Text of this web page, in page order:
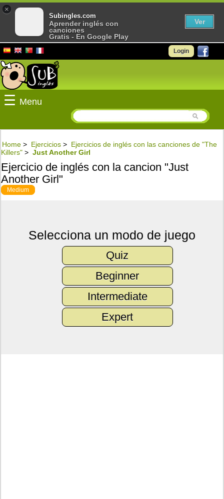
Login
☰ Menu
Home > Ejercicios > Ejercicios de inglés con las canciones de "The
Killers" > Just Another Girl
Ejercicio de inglés con la cancion "Just
Another Girl"
Medium
Selecciona un modo de juego
Quiz
Beginner
Intermediate
Expert
×
Subingles.com
Aprender inglés con
canciones
Gratis - En Google Play
Ver